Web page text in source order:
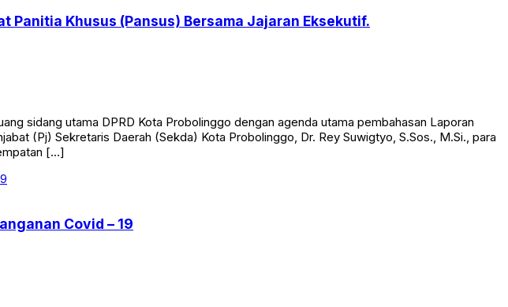
Panitia Khusus (Pansus) Bersama Jajaran Eksekutif.
sidang utama DPRD Kota Probolinggo dengan agenda utama pembahasan Laporan
(Pj) Sekretaris Daerah (Sekda) Kota Probolinggo, Dr. Rey Suwigtyo, S.Sos., M.Si., para
[…]
Covid – 19